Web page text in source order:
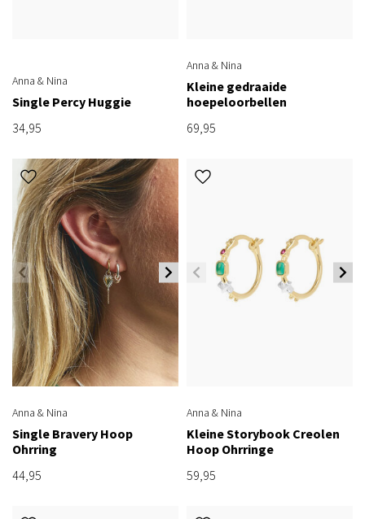
Anna & Nina
Single Percy Huggie
34,95
Anna & Nina
Kleine gedraaide
hoepeloorbellen
69,95
Anna & Nina
Single Bravery Hoop
Ohrring
44,95
Anna & Nina
Kleine Storybook Creolen
Hoop Ohrringe
59,95